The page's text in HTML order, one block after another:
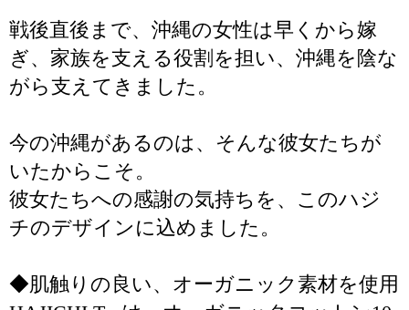
戦後直後まで、沖縄の女性は早くから嫁
ぎ、家族を支える役割を担い、沖縄を陰な
がら支えてきました。
今の沖縄があるのは、そんな彼女たちが
いたからこそ。
彼女たちへの感謝の気持ちを、このハジ
チのデザインに込めました。
◆肌触りの良い、オーガニック素材を使用